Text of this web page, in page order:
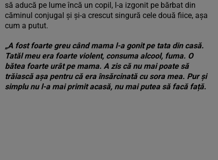
să aducă pe lume încă un copil, l-a izgonit pe bărbat din
căminul conjugal și și-a crescut singură cele două fiice, așa
cum a putut.
„A fost foarte greu când mama l-a gonit pe tata din casă.
Tatăl meu era foarte violent, consuma alcool, fuma. O
bătea foarte urât pe mama. A zis că nu mai poate să
trăiască așa pentru că era însărcinată cu sora mea. Pur și
simplu nu l-a mai primit acasă, nu mai putea să facă față.